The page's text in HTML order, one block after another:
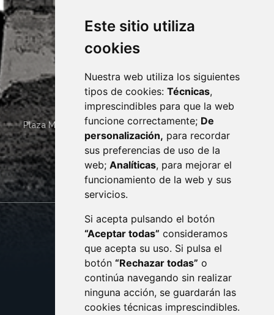
Este sitio utiliza
cookies
Nuestra web utiliza los siguientes
tipos de cookies: Técnicas,
imprescindibles para que la web
funcione correctamente; De
personalización, para recordar
sus preferencias de uso de la
web; Analíticas, para mejorar el
funcionamiento de la web y sus
servicios.
Si acepta pulsando el botón
“Aceptar todas” consideramos
que acepta su uso. Si pulsa el
botón “Rechazar todas” o
continúa navegando sin realizar
ninguna acción, se guardarán las
cookies técnicas imprescindibles.
Plaza Mayor 4 22400 MONZÓN - ARAGÓN (ESPAÑA)
· (34) 974 400 700 ·
sac@monzon.es
monzon.es
CONTACTO
AVISO LEGAL
PROTECCIÓN DE DATOS
POLÍTICA DE COOKIES
ACCESIBILIDAD
ENLACE EXTERNO AL